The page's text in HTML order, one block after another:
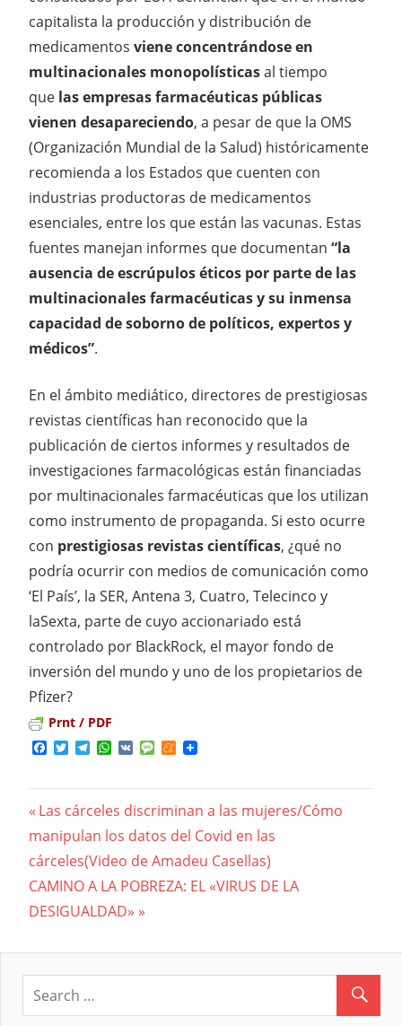
capitalista la producción y distribución de
medicamentos viene concentrándose en
multinacionales monopolísticasal tiempo
que las empresas farmacéuticas públicas
vienen desapareciendo, a pesar de que la OMS
(Organización Mundial de la Salud) históricamente
recomienda a los Estados que cuenten con
industrias productoras de medicamentos
esenciales, entre los que están las vacunas. Estas
fuentes manejan informes que documentan “la
ausencia de escrúpulos éticos por parte de las
multinacionales farmacéuticas y su inmensa
capacidad de soborno de políticos, expertos y
médicos”.
En el ámbito mediático, directores de prestigiosas
revistas científicas han reconocido que la
publicación de ciertos informes y resultados de
investigaciones farmacológicas están financiadas
por multinacionales farmacéuticas que los utilizan
como instrumento de propaganda. Si esto ocurre
con prestigiosas revistas científicas, ¿qué no
podría ocurrir con medios de comunicación como
‘El País’, la SER, Antena 3, Cuatro, Telecinco y
laSexta, parte de cuyo accionariado está
controlado por BlackRock, el mayor fondo de
inversión del mundo y uno de los propietarios de
Pfizer?
Prnt / PDF
Facebook
TwitterTelegram
WhatsApp
VK MessageMeneame
Navegación
de
entradas
Previous
Post:
Las cárceles discriminan a las mujeres/Cómo
manipulan los datos del Covid en las
cárceles(Video de Amadeu Casellas)
Next
Post:
CAMINO A LA POBREZA: EL «VIRUS DE LA
DESIGUALDAD»